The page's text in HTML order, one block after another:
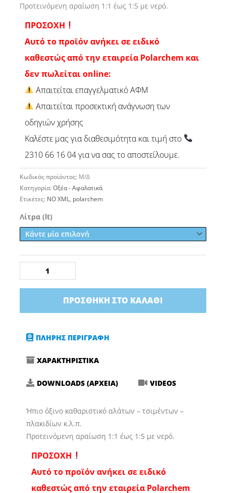
Προτεινόμενη αραίωση 1:1 έως 1:5 με νερό.
ΠΡΟΣΟΧΗ
Αυτό το προϊόν ανήκει σε ειδικό
καθεστώς από την εταιρεία Polarchem και
δεν πωλείται online:
Απαιτείται επαγγελματικό ΑΦΜ
Απαιτείται προσεκτική ανάγνωση των
οδηγιών χρήσης
Καλέστε μας για διαθεσιμότητα και τιμή στο
2310 66 16 04 για να σας το αποστείλουμε.
Κωδικός προϊόντος: Μ/Δ
Κατηγορία:Οξέα - Αφαλατικά
Ετικέτες: NO XML, polarchem
Λίτρα (lt)
Ήπιο
Αφαλατικό
Όξινο
Presoc-
Polarchem
ποσότητα
ΠΡΟΣΘΉΚΗ ΣΤΟ ΚΑΛΆΘΙ
ΠΛΗΡΗΣ ΠΕΡΙΓΡΑΦΗ
ΧΑΡΑΚΤΗΡΙΣΤΙΚΑ
DOWNLOADS (ΑΡΧΕΙΑ) VIDEOS
Ήπιο όξινο καθαριστικό αλάτων – τσιμέντων –
πλακιδίων κ.λ.π.
Προτεινόμενη αραίωση 1:1 έως 1:5 με νερό.
ΠΡΟΣΟΧΗ
Αυτό το προϊόν ανήκει σε ειδικό
καθεστώς από την εταιρεία Polarchem